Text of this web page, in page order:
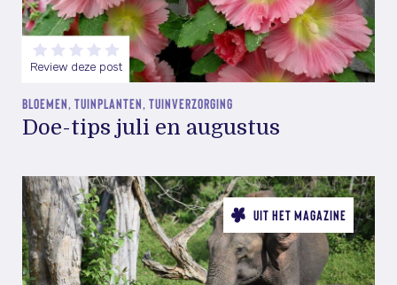
Review deze post
BLOEMEN, TUINPLANTEN, TUINVERZORGING
Doe-tips juli en augustus
UIT HET MAGAZINE